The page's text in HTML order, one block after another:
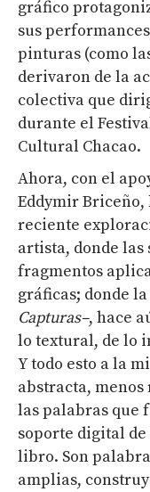
gráfico
sus
pinturas (como
derivaron de la
colectiva que
durante el
Cultural Chacao.
Ahora, con el
Eddymir Briceño,
reciente
artista, donde las
fragmentos
gráficas; donde
Capturas–, hace
lo textural, de lo
Y todo esto a la
abstracta,
las palabras que
soporte digital
libro. Son
amplias,